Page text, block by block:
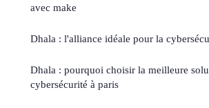
avec make
Dhala : l'alliance idéale pour la
Dhala : pourquoi choisir la meilleure
cybersécurité à paris